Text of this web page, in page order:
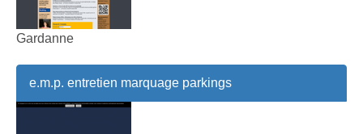
Gardanne
e.m.p. entretien marquage parkings